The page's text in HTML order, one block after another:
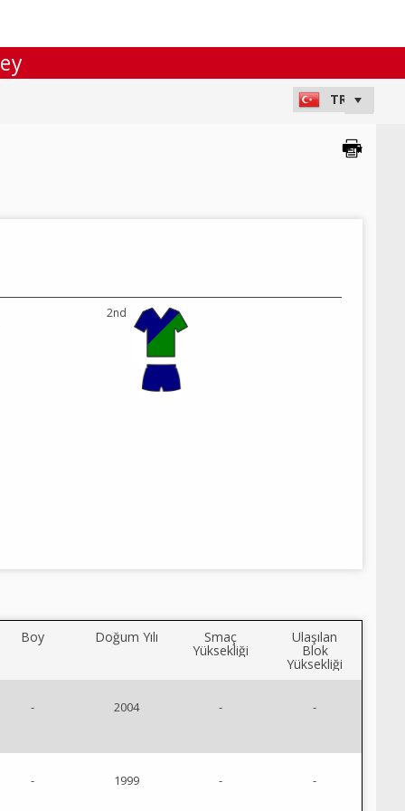
2nd
Boy Doğum Yılı Smaç
Yüksekliği
Ulaşılan
Blok
Yüksekliği
- 2004 - -
- 1999 - -